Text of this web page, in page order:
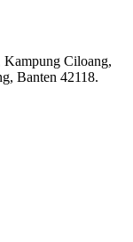
Ciloang,
Banten 42118.